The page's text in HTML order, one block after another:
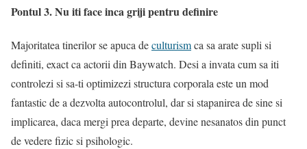
Pontul 3. Nu iti face inca griji pentru definire
Majoritatea tinerilor se apuca deculturismca sa arate supli si
definiti, exact ca actorii din Baywatch. Desi a invata cum sa iti
controlezi si sa-ti optimizezi structura corporala este un mod
fantastic de a dezvolta autocontrolul, dar si stapanirea de sine si
implicarea, daca mergi prea departe, devine nesanatos din punct
de vedere fizic si psihologic.